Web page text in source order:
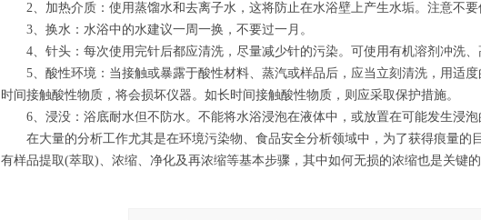
2、加热介质：使用蒸馏水和去离子水，这将防止在水浴壁上产生水垢。注意不要
3、换水：水浴中的水建议一周一换，不要过一月。
4、针头：每次使用完针后都应清洗，尽量减少针的污染。可使用有机溶剂冲洗、
5、酸性环境：当接触或暴露于酸性材料、蒸汽或样品后，应当立刻清洗，用适度
时间接触酸性物质，将会损坏仪器。如长时间接触酸性物质，则应采取保护措施。
6、浸没：浴底耐水但不防水。不能将水浴浸泡在液体中，或放置在可能发生浸泡
在大量的分析工作尤其是在环境污染物、食品安全分析领域中，为了获得痕量的
有样品提取(萃取)、浓缩、净化及再浓缩等基本步骤，其中如何无损的浓缩也是关键的